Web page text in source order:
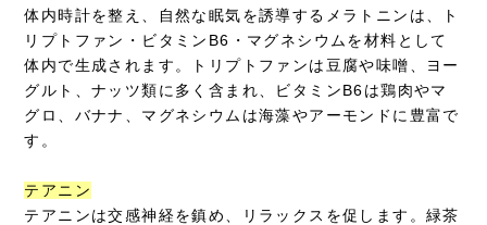
体内時計を整え、自然な眠気を誘導するメラトニンは、ト
リプトファン・ビタミンB6・マグネシウムを材料として
体内で生成されます。トリプトファンは豆腐や味噌、ヨー
グルト、ナッツ類に多く含まれ、ビタミンB6は鶏肉やマ
グロ、バナナ、マグネシウムは海藻やアーモンドに豊富で
す。
テアニン
テアニンは交感神経を鎮め、リラックスを促します。緑茶